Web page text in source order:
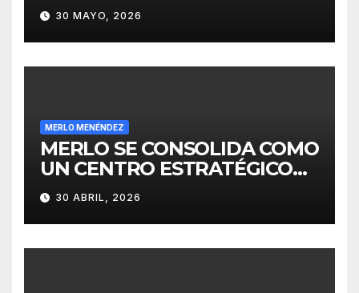
30 MAYO, 2026
MERLO MENÉNDEZ
MERLO SE CONSOLIDA COMO
UN CENTRO ESTRATÉGICO
PARA EL DESARROLLO DE
INVERSIONES
30 ABRIL, 2026